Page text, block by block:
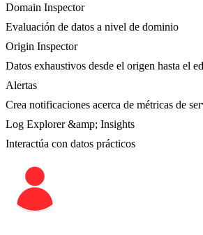
Domain Inspector
Evaluación de datos a nivel de dominio
Origin Inspector
Datos exhaustivos desde el origen hasta el
Alertas
Crea notificaciones acerca de métricas de
Log Explorer &amp; Insights
Interactúa con datos prácticos